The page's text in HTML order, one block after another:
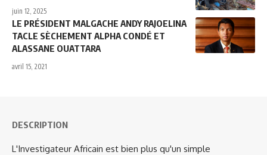
juin 12, 2025
LE PRÉSIDENT MALGACHE ANDY RAJOELINA
TACLE SÈCHEMENT ALPHA CONDÉ ET
ALASSANE OUATTARA
avril 15, 2021
DESCRIPTION
L'Investigateur Africain est bien plus qu'un simple